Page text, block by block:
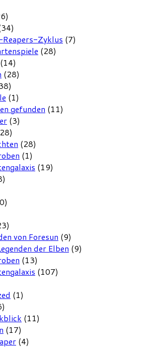
Zyklus (7)
(28)
(14)
(28)
(1)
gefunden (11)
(3)
(28)
(1)
(19)
von Foresun (9)
der Elben (9)
(13)
(107)
(1)
(11)
(17)
(4)